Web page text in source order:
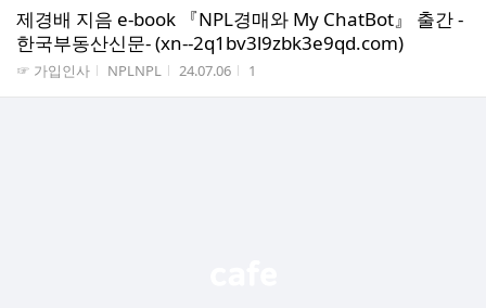
제경배 지음 e-book 『NPL경매와 My ChatBot』 출간 -
한국부동산신문- (xn--2q1bv3l9zbk3e9qd.com)
게시판명
☞ 가입인사 작성자
NPLNPL 작성시간
24.07.06 조회수
1